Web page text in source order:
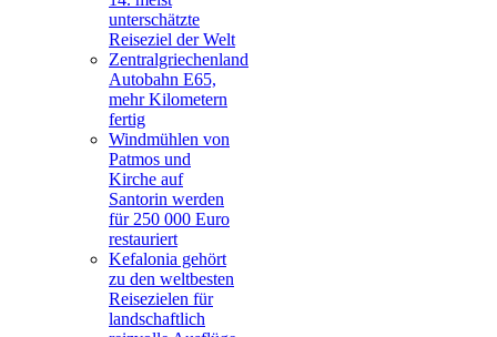
unterschätzte
Reiseziel der Welt
Zentralgriechenland
Autobahn E65,
mehr Kilometern
fertig
Windmühlen von
Patmos und
Kirche auf
Santorin werden
für 250 000 Euro
restauriert
Kefalonia gehört
zu den weltbesten
Reisezielen für
landschaftlich